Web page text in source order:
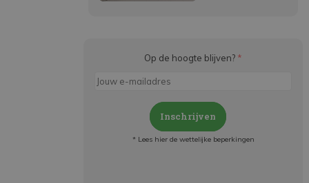
Op de hoogte blijven? *
Inschrijven
* Lees hier de wettelijke beperkingen